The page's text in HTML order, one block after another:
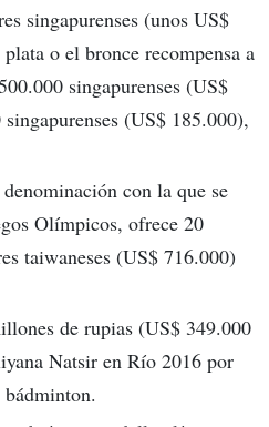
singapurenses (unos US$
o el bronce recompensa a
singapurenses (US$
(US$ 185.000),
con la que se
Olímpicos, ofrece 20
taiwaneses (US$ 716.000)
de rupias (US$ 349.000
Natsir en Río 2016 por